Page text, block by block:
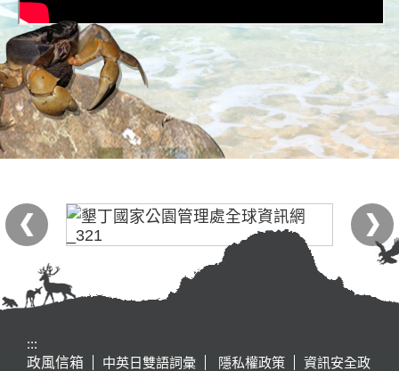
:::
政風信箱
中英日雙語詞彙 隱私權政策
資訊安全政